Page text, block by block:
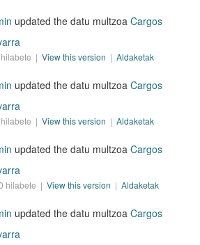
updated the datu multzoa Cargos
| View this version | Aldaketak
updated the datu multzoa Cargos
| View this version | Aldaketak
updated the datu multzoa Cargos
hilabete | View this version | Aldaketak
updated the datu multzoa Cargos